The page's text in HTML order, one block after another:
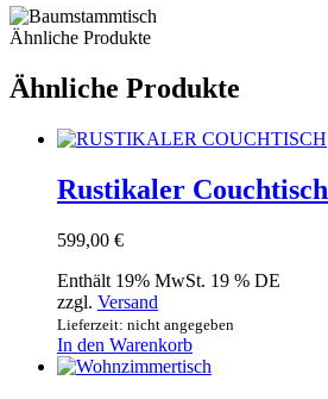
Ähnliche Produkte
Ähnliche Produkte
Rustikaler Couchtisch
599,00 €
Enthält 19% MwSt. 19 % DE
zzgl. Versand
Lieferzeit: nicht angegeben
In den Warenkorb